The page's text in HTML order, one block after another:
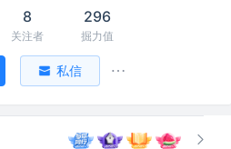
8
关注者
296
掘力值
私信